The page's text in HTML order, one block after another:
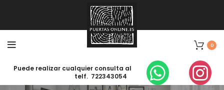
0
Puede realizar cualquier consulta al
telf. 722343054